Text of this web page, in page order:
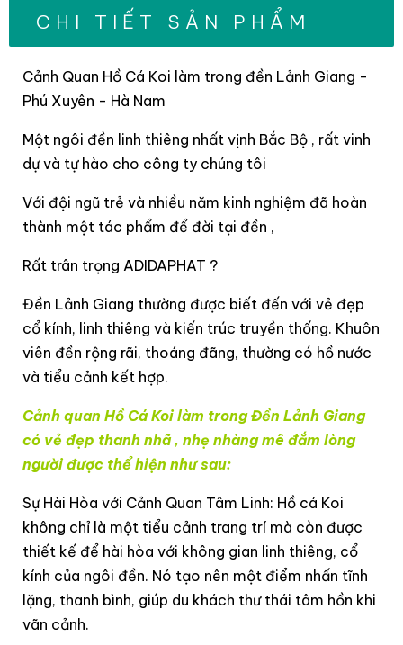
CHI TIẾT SẢN PHẨM
Cảnh Quan Hồ Cá Koi làm trong đền Lảnh Giang -
Phú Xuyên - Hà Nam
Một ngôi đền linh thiêng nhất vịnh Bắc Bộ , rất vinh
dự và tự hào cho công ty chúng tôi
Với đội ngũ trẻ và nhiều năm kinh nghiệm đã hoàn
thành một tác phẩm để đời tại đền ,
Rất trân trọng ADIDAPHAT ?
Đền Lảnh Giang thường được biết đến với vẻ đẹp
cổ kính, linh thiêng và kiến trúc truyền thống. Khuôn
viên đền rộng rãi, thoáng đãng, thường có hồ nước
và tiểu cảnh kết hợp.
Cảnh quan Hồ Cá Koi làm trong Đền Lảnh Giang
có vẻ đẹp thanh nhã , nhẹ nhàng mê đắm lòng
người được thể hiện như sau:
Sự Hài Hòa với Cảnh Quan Tâm Linh: Hồ cá Koi
không chỉ là một tiểu cảnh trang trí mà còn được
thiết kế để hài hòa với không gian linh thiêng, cổ
kính của ngôi đền. Nó tạo nên một điểm nhấn tĩnh
lặng, thanh bình, giúp du khách thư thái tâm hồn khi
vãn cảnh.